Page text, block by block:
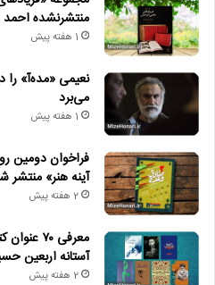
منتشرنشده
1 هفته پیش
نعیمی «مده‌آ» را
می‌برد
1 هفته پیش
فراخوان دومین
آینه هنر» منتشر
2 هفته پیش
معرفی
آستانه اربعین
2 هفته پیش